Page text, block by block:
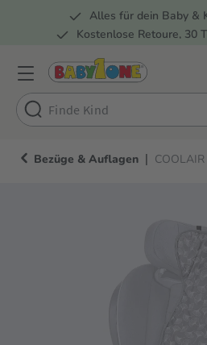
Zur Hauptnavigation springen
Alles für dein Baby &
Kostenlose Retoure, 30
Bezüge & Auflagen |